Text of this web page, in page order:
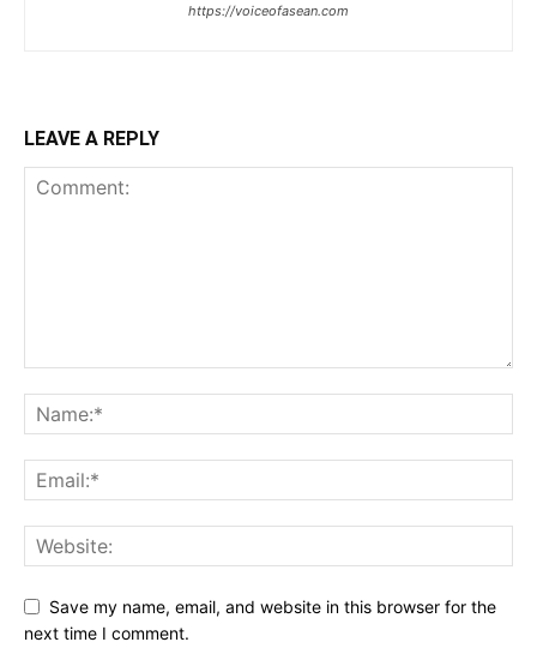
https://voiceofasean.com
LEAVE A REPLY
Save my name, email, and website in this browser for the
next time I comment.